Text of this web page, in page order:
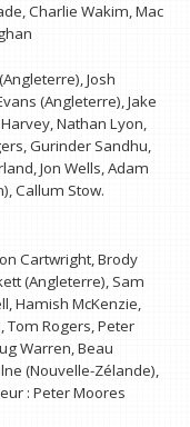
Charlie Wakim, Mac
Josh
(Angleterre), Jake
Nathan Lyon,
Gurinder Sandhu,
Jon Wells, Adam
Callum Stow.
Cartwright, Brody
(Angleterre), Sam
Hamish McKenzie,
Tom Rogers, Peter
Warren, Beau
(Nouvelle-Zélande),
: Peter Moores